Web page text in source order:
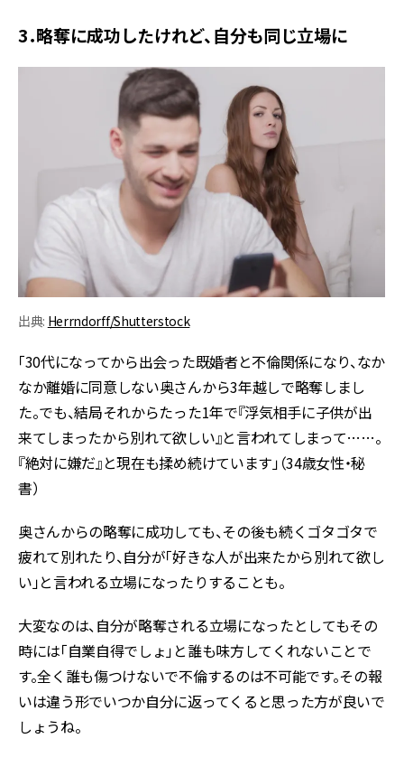
3．略奪に成功したけれど、自分も同じ立場に
出典: Herrndorff/Shutterstock
「30代になってから出会った既婚者と不倫関係になり、なか
なか離婚に同意しない奥さんから3年越しで略奪しまし
た。でも、結局それからたった1年で『浮気相手に子供が出
来てしまったから別れて欲しい』と言われてしまって……。
『絶対に嫌だ』と現在も揉め続けています」（34歳女性・秘
書）
奥さんからの略奪に成功しても、その後も続くゴタゴタで
疲れて別れたり、自分が「好きな人が出来たから別れて欲し
い」と言われる立場になったりすることも。
大変なのは、自分が略奪される立場になったとしてもその
時には「自業自得でしょ」と誰も味方してくれないことで
す。全く誰も傷つけないで不倫するのは不可能です。その報
いは違う形でいつか自分に返ってくると思った方が良いで
しょうね。